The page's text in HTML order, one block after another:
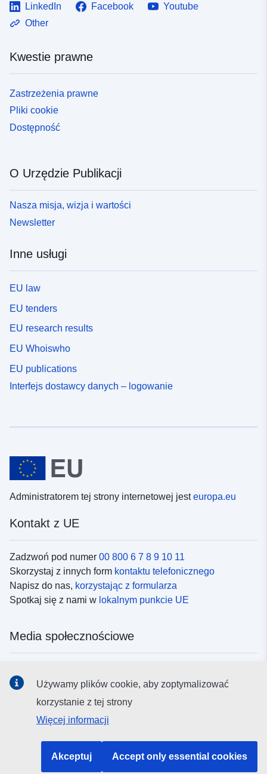
LinkedIn Facebook
Youtube
Other
Kwestie prawne
Zastrzeżenia prawne
Pliki cookie
Dostępność
O Urzędzie Publikacji
Nasza misja, wizja i wartości
Newsletter
Inne usługi
EU law
EU tenders
EU research results
EU Whoiswho
EU publications
Interfejs dostawcy danych – logowanie
Administratorem tej strony internetowej jesteuropa.eu
Kontakt z UE
Zadzwoń pod numer 00 800 6 7 8 9 10 11
Skorzystaj z innych form kontaktu telefonicznego
Napisz do nas, korzystając z formularza
Spotkaj się z nami w lokalnym punkcie UE
Media społecznościowe
Instytucje i organy UE
Używamy plików cookie, aby zoptymalizować
korzystanie z tej strony
Więcej informacji
Akceptuj Accept only essential cookies